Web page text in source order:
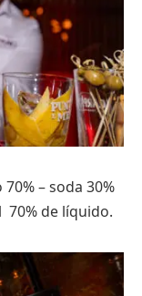
– soda 30%
70% de líquido.